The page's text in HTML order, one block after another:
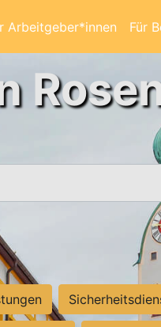
Arbeitgeber*innen Für